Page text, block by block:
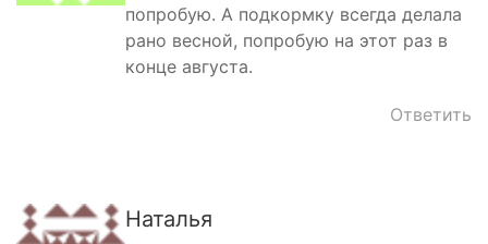
попробую. А подкормку всегда делала
рано весной, попробую на этот раз в
конце августа.
Ответить
Наталья